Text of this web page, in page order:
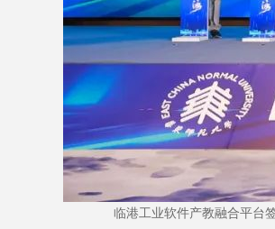
临港工业软件产教融合平台